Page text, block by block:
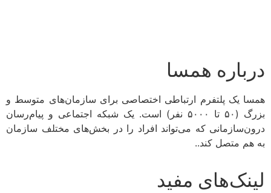
درباره همسا
همسا یک پلتفرم ارتباطی اختصاصی برای سازمان‌های متوسط و
بزرگ (۵۰ تا ۵۰۰۰ نفر) است. یک شبکه اجتماعی و پیام‌رسان
درون‌سازمانی که می‌تواند افراد را در بخش‌های مختلف سازمان
به هم متصل کند..
لینک‌های مفید